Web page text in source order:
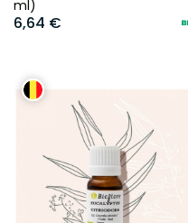
ml)
6,64 €